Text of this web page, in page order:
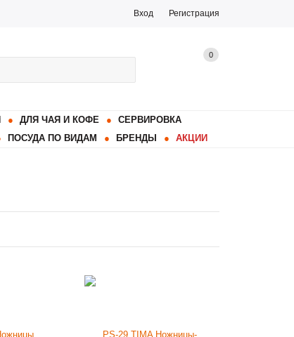
Вход Регистрация
0
ДЛЯ ЧАЯ И КОФЕ
СЕРВИРОВКА
ПОСУДА ПО ВИДАМ БРЕНДЫ АКЦИИ